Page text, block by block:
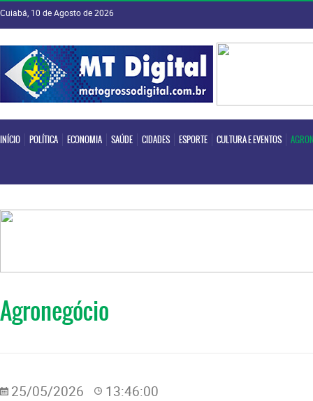
Cuiabá, 10 de Agosto de 2026
INÍCIO POLÍTICA ECONOMIA SAÚDE CIDADES ESPORTE CULTURA E EVENTOS
INÍCIO POLÍTICA ECONOMIA SAÚDE
Agronegócio
25/05/2026 13:46:00